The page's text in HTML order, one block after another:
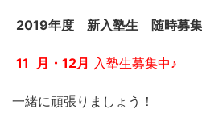
2019年度 新入塾生 随時募集
11 月・12月 入塾生募集中♪
一緒に頑張りましょう！